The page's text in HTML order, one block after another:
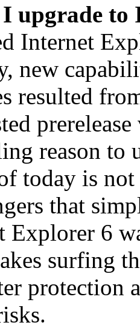
upgrade to
Internet
new
resulted
reason to
today is
that
Explorer 6
surfing
protection